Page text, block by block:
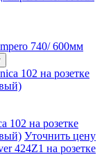
740/ 600мм
102 на розетке
Уточнить цену